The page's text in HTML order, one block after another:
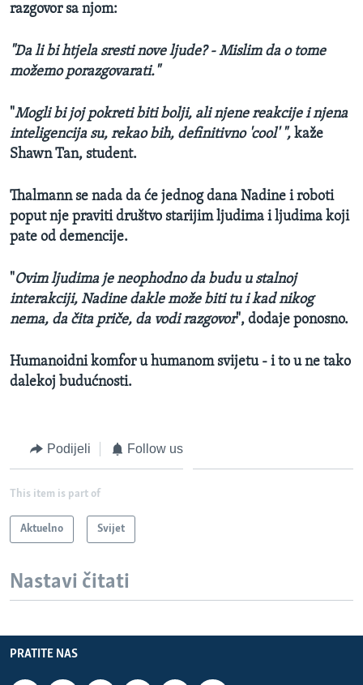
razgovor sa njom:
"Da li bi htjela sresti nove ljude? - Mislim da o tome
možemo porazgovarati."
"Mogli bi joj pokreti biti bolji, ali njene reakcije i njena
inteligencija su, rekao bih, definitivno 'cool' ", kaže
Shawn Tan, student.
Thalmann se nada da će jednog dana Nadine i roboti
poput nje praviti društvo starijim ljudima i ljudima koji
pate od demencije.
"Ovim ljudima je neophodno da budu u stalnoj
interakciji, Nadine dakle može biti tu i kad nikog
nema, da čita priče, da vodi razgovor", dodaje ponosno.
Humanoidni komfor u humanom svijetu - i to u ne tako
dalekoj budućnosti.
Podijeli Follow us
This item is part of
Aktuelno Svijet
Nastavi čitati
PRATITE NAS